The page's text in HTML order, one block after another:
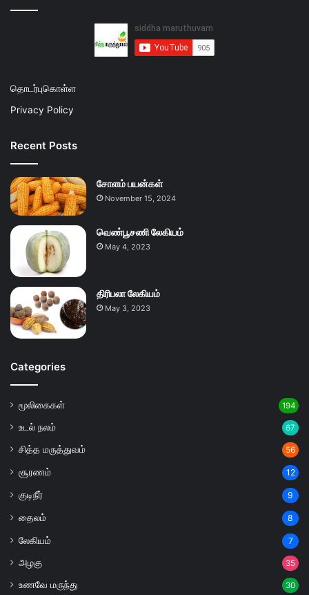
தொடர்புகொள்ள
Privacy Policy
Recent Posts
சோளம் பயன்கள்
November 15, 2024
வெண்பூசணி லேகியம்
May 4, 2023
திரிபலா லேகியம்
May 3, 2023
Categories
மூலிகைகள் 194
உடல் நலம் 67
சித்த மருத்துவம் 56
சூரணம் 12
குடிநீர் 9
தைலம் 8
லேகியம் 7
அழகு 35
உணவே மருந்து 30